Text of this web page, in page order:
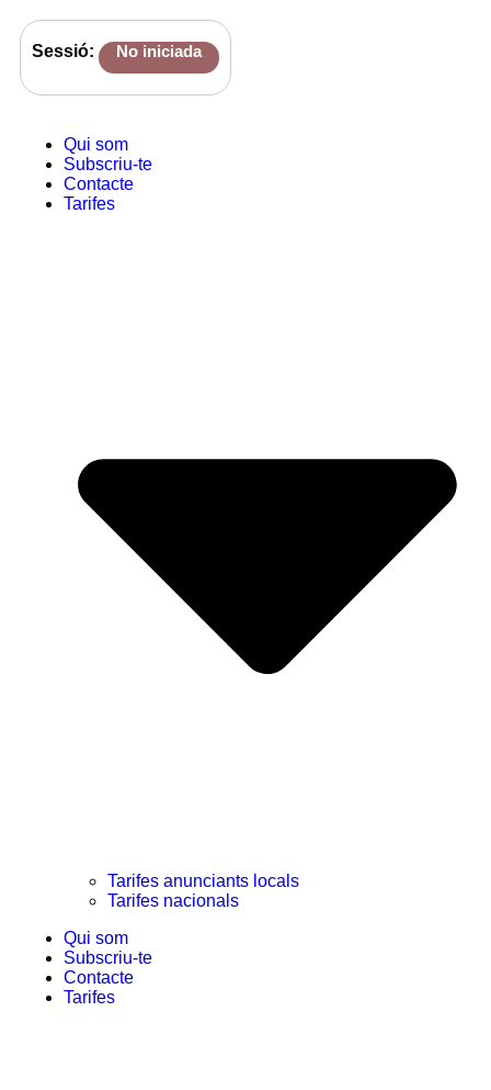
Sessió: No iniciada
Qui som
Subscriu-te
Contacte
Tarifes
Tarifes anunciants locals
Tarifes nacionals
Qui som
Subscriu-te
Contacte
Tarifes